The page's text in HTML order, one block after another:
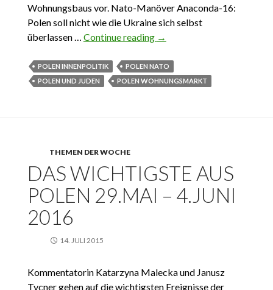
Wohnungsbaus vor. Nato-Manöver Anaconda-16:
Polen soll nicht wie die Ukraine sich selbst
überlassen … Continue reading Das Wichtigste aus Polen 5.
→
POLEN INNENPOLITIK
POLEN NATO
POLEN UND JUDEN
POLEN WOHNUNGSMARKT
THEMEN DER WOCHE
DAS WICHTIGSTE AUS
POLEN 29.MAI – 4.JUNI
2016
14. JULI 2015
Kommentatorin Katarzyna Malecka und Janusz
Tycner gehen auf die wichtigsten Ereignisse der